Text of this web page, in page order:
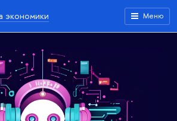
экономики Меню